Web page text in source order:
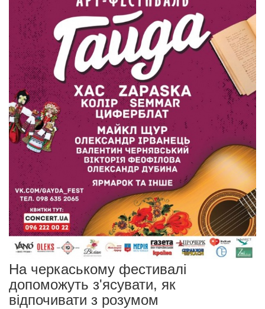
На черкаському фестивалі
допоможуть з'ясувати, як
відпочивати з розумом